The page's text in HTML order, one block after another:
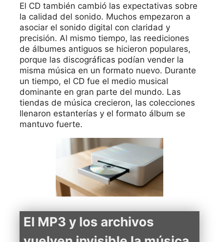
El CD también cambió las expectativas sobre
la calidad del sonido. Muchos empezaron a
asociar el sonido digital con claridad y
precisión. Al mismo tiempo, las reediciones
de álbumes antiguos se hicieron populares,
porque las discográficas podían vender la
misma música en un formato nuevo. Durante
un tiempo, el CD fue el medio musical
dominante en gran parte del mundo. Las
tiendas de música crecieron, las colecciones
llenaron estanterías y el formato álbum se
mantuvo fuerte.
El MP3 y los archivos